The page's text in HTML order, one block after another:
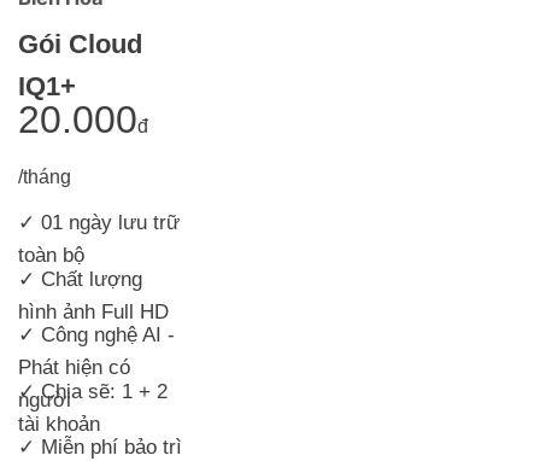
Gói Cloud
IQ1+
20.000đ
/tháng
✓ 01 ngày lưu trữ
toàn bộ
✓ Chất lượng
hình ảnh Full HD
✓ Công nghệ AI -
Phát hiện có
người
✓ Chia sẽ: 1 + 2
tài khoản
✓ Miễn phí bảo trì